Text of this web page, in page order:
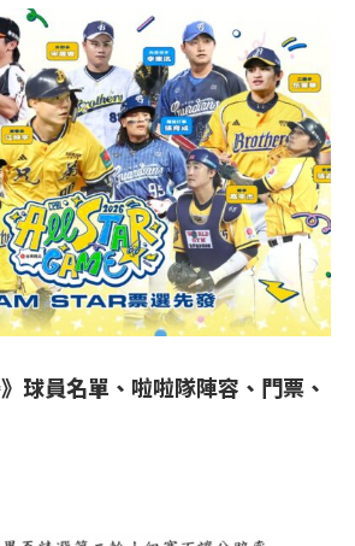
球員名單、啦啦隊陣容、門票、